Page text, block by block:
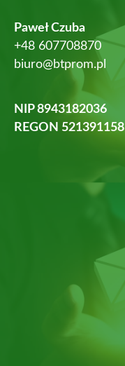
Paweł Czuba
+48 607708870
biuro@btprom.pl
NIP 8943182036
REGON 521391158